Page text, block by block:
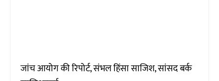
जांच आयोग की रिपोर्ट, संभल हिंसा साजिश, सांसद बर्क